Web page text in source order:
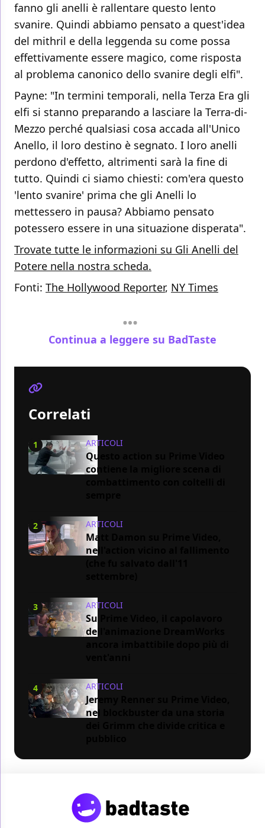
fanno gli anelli è rallentare questo lento
svanire. Quindi abbiamo pensato a quest'idea
del mithril e della leggenda su come possa
effettivamente essere magico, come risposta
al problema canonico dello svanire degli elfi".
Payne: "In termini temporali, nella Terza Era gli
elfi si stanno preparando a lasciare la Terra-di-
Mezzo perché qualsiasi cosa accada all'Unico
Anello, il loro destino è segnato. I loro anelli
perdono d'effetto, altrimenti sarà la fine di
tutto. Quindi ci siamo chiesti: com'era questo
'lento svanire' prima che gli Anelli lo
mettessero in pausa? Abbiamo pensato
potessero essere in una situazione disperata".
Trovate tutte le informazioni su Gli Anelli del
Potere nella nostra scheda.
Fonti: The Hollywood Reporter, NY Times
Continua a leggere su BadTaste
Correlati
1 ARTICOLI
Questo action su Prime Video
contiene la migliore scena di
2 ARTICOLI
Matt Damon su Prime Video,
nell'action vicino al fallimento
3 ARTICOLI
Su Prime Video, il capolavoro
dell'animazione DreamWorks
4 ARTICOLI
Jeremy Renner su Prime Video,
nel blockbuster da una storia